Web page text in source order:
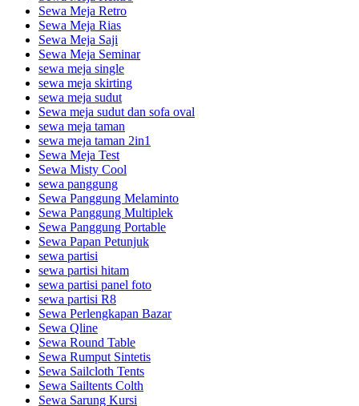
Sewa Meja Retro
Sewa Meja Rias
Sewa Meja Saji
Sewa Meja Seminar
sewa meja single
sewa meja skirting
sewa meja sudut
Sewa meja sudut dan sofa oval
sewa meja taman
sewa meja taman 2in1
Sewa Meja Test
Sewa Misty Cool
sewa panggung
Sewa Panggung Melaminto
Sewa Panggung Multiplek
Sewa Panggung Portable
Sewa Papan Petunjuk
sewa partisi
sewa partisi hitam
sewa partisi panel foto
sewa partisi R8
Sewa Perlengkapan Bazar
Sewa Qline
Sewa Round Table
Sewa Rumput Sintetis
Sewa Sailcloth Tents
Sewa Sailtents Colth
Sewa Sarung Kursi